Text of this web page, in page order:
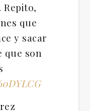
Repito,
que
y sacar
que son